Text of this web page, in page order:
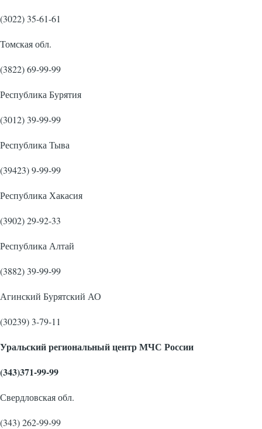
(3022) 35-61-61
Томская обл.
(3822) 69-99-99
Республика Бурятия
(3012) 39-99-99
Республика Тыва
(39423) 9-99-99
Республика Хакасия
(3902) 29-92-33
Республика Алтай
(3882) 39-99-99
Агинский Бурятский АО
(30239) 3-79-11
Уральский региональный центр МЧС России
(343)371-99-99
Свердловская обл.
(343) 262-99-99